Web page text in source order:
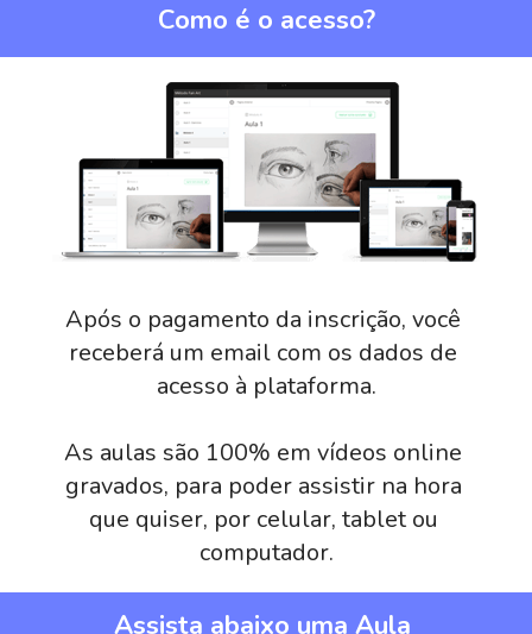
Como é o acesso?
Após o pagamento da inscrição, você
receberá um email com os dados de
acesso à plataforma.
As aulas são 100% em vídeos online
gravados, para poder assistir na hora
que quiser, por celular, tablet ou
computador.
Assista abaixo uma Aula